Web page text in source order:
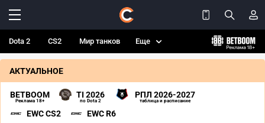
Dota 2 CS2 Мир танков Еще
АКТУАЛЬНОЕ
BETBOOM
Реклама 18+
TI 2026
по Dota 2
РПЛ 2026-2027
таблица и расписание
EWC CS2 EWC R6